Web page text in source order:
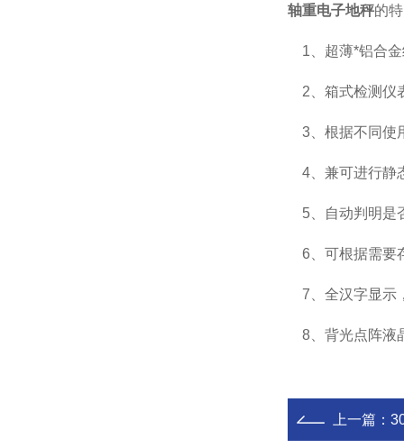
轴重电子地秤的
1、超薄*铝合金
2、箱式检测仪
3、根据不同使
4、兼可进行静
5、自动判明是
6、可根据需要
7、全汉字显示
8、背光点阵液
上一篇：